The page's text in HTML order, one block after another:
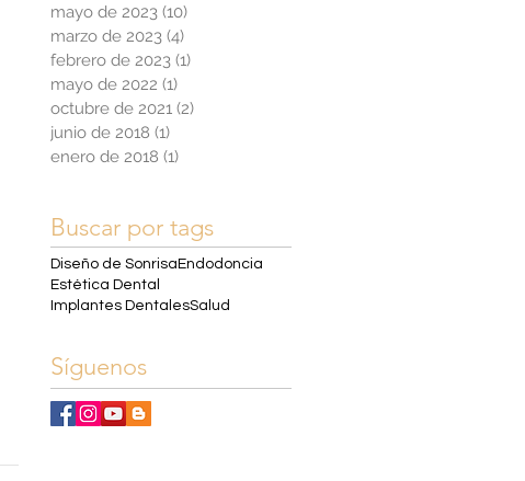
mayo de 2023 (10)
marzo de 2023 (4)
febrero de 2023 (1)
mayo de 2022 (1)
octubre de 2021 (2)
junio de 2018 (1)
enero de 2018 (1)
Buscar por tags
Diseño de SonrisaEndodoncia
Estética Dental
Implantes DentalesSalud
Síguenos